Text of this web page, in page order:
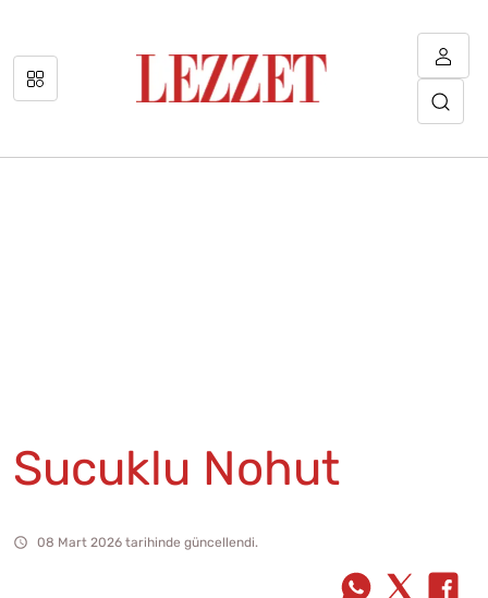
Sucuklu Nohut
08 Mart 2026 tarihinde güncellendi.